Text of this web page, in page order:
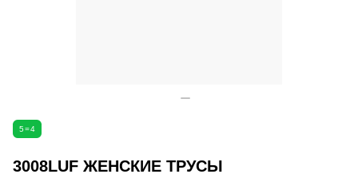
5=4
3008LUF ЖЕНСКИЕ ТРУСЫ